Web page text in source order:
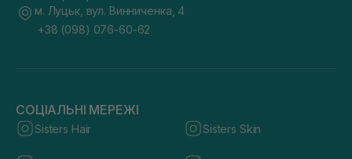
м. Луцьк, вул. Винниченка, 4
+38 (098) 076-60-62
СОЦІАЛЬНІ МЕРЕЖІ
Sisters Hair Sisters Skin